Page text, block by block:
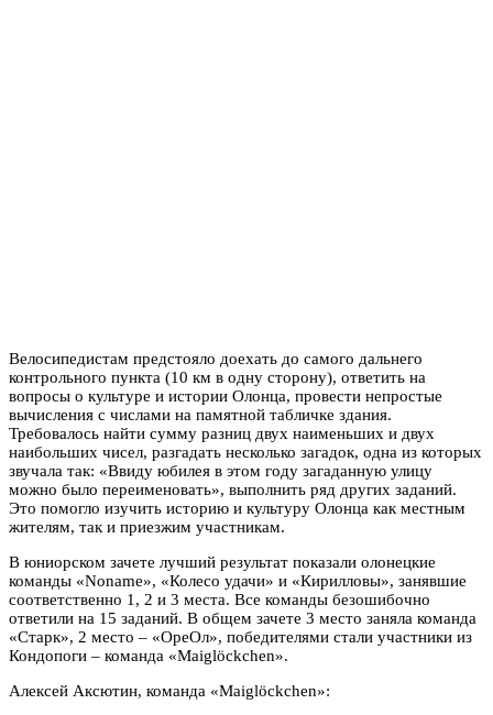
Велосипедистам предстояло доехать до самого дальнего
контрольного пункта (10 км в одну сторону), ответить на
вопросы о культуре и истории Олонца, провести непростые
вычисления с числами на памятной табличке здания.
Требовалось найти сумму разниц двух наименьших и двух
наибольших чисел, разгадать несколько загадок, одна из которых
звучала так: «Ввиду юбилея в этом году загаданную улицу
можно было переименовать», выполнить ряд других заданий.
Это помогло изучить историю и культуру Олонца как местным
жителям, так и приезжим участникам.
В юниорском зачете лучший результат показали олонецкие
команды «Noname», «Колесо удачи» и «Кирилловы», занявшие
соответственно 1, 2 и 3 места. Все команды безошибочно
ответили на 15 заданий. В общем зачете 3 место заняла команда
«Старк», 2 место – «ОреОл», победителями стали участники из
Кондопоги – команда «Maiglöckchen».
Алексей Аксютин, команда «Maiglöckchen»: